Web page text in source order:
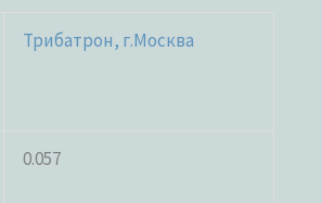
Трибатрон, г.Москва
0.057